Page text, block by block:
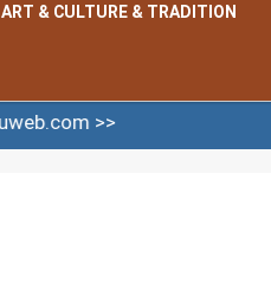
ART & CULTURE & TRADITION